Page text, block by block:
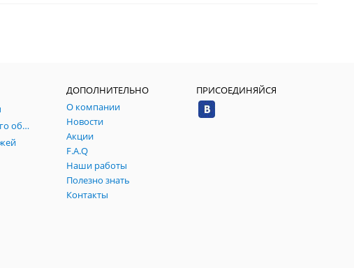
Обслуживание газового оборудования
ДОПОЛНИТЕЛЬНО
О компании
Новости
Акции
F.A.Q
Наши работы
Полезно знать
Контакты
ПРИСОЕДИНЯЙСЯ